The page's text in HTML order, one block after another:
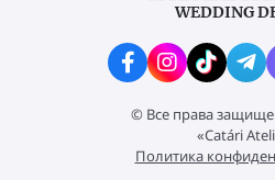
WEDDING
© Все права
«Catári
Политика